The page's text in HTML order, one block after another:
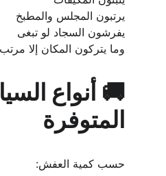
يرتبون المجلس والمطبخ
يفرشون السجاد لو تبغى
وما يتركون المكان إلا
🚚 أنواع
المتوفرة
حسب كمية العفش: